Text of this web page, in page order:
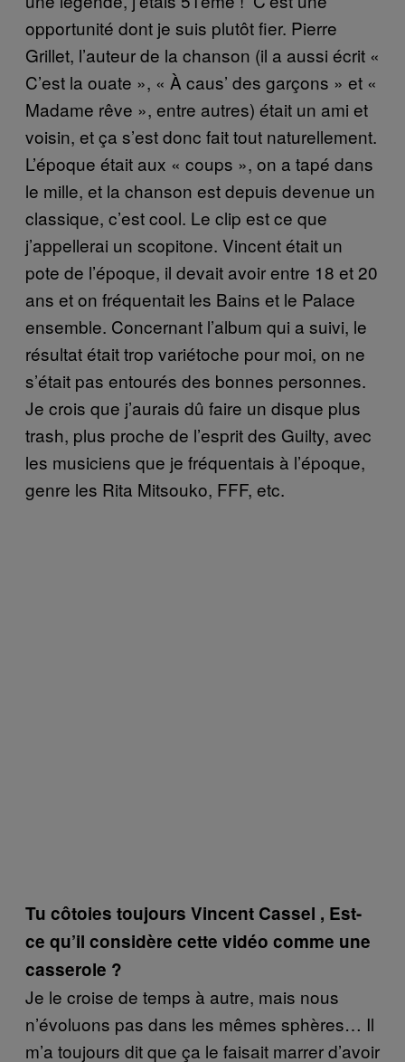
opportunité dont je suis plutôt fier. Pierre
Grillet, l’auteur de la chanson (il a aussi écrit «
C’est la ouate », « À caus’ des garçons » et «
Madame rêve », entre autres) était un ami et
voisin, et ça s’est donc fait tout naturellement.
L’époque était aux « coups », on a tapé dans
le mille, et la chanson est depuis devenue un
classique, c’est cool. Le clip est ce que
j’appellerai un scopitone. Vincent était un
pote de l’époque, il devait avoir entre 18 et 20
ans et on fréquentait les Bains et le Palace
ensemble. Concernant l’album qui a suivi, le
résultat était trop variétoche pour moi, on ne
s’était pas entourés des bonnes personnes.
Je crois que j’aurais dû faire un disque plus
trash, plus proche de l’esprit des Guilty, avec
les musiciens que je fréquentais à l’époque,
genre les Rita Mitsouko, FFF, etc.
Tu côtoies toujours Vincent Cassel , Est-
ce qu’il considère cette vidéo comme une
casserole ?
Je le croise de temps à autre, mais nous
n’évoluons pas dans les mêmes sphères… Il
m’a toujours dit que ça le faisait marrer d’avoir